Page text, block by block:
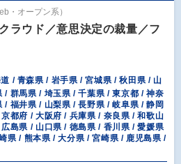
・オープン系）
ラウド／意思決定の裁量／フ
/ 青森県 / 岩手県 / 宮城県 / 秋田県 / 山
/ 群馬県 / 埼玉県 / 千葉県 / 東京都 / 神奈
/ 福井県 / 山梨県 / 長野県 / 岐阜県 / 静岡
都府 / 大阪府 / 兵庫県 / 奈良県 / 和歌山
島県 / 山口県 / 徳島県 / 香川県 / 愛媛県
県 / 熊本県 / 大分県 / 宮崎県 / 鹿児島県 /